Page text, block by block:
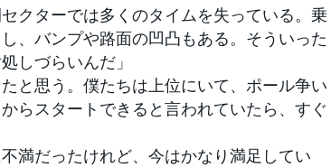
クターでは多くのタイムを失っている。乗
、バンプや路面の凹凸もある。そういった
しづらいんだ」
と思う。僕たちは上位にいて、ポール争い
らスタートできると言われていたら、すぐ
満だったけれど、今はかなり満足してい